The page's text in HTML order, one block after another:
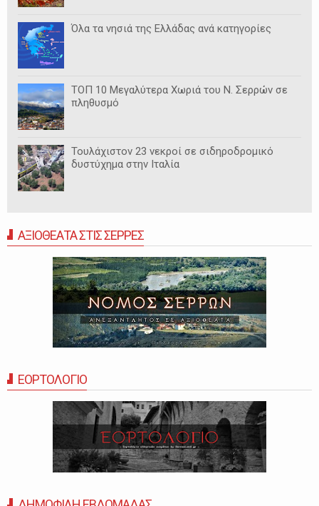
Όλα τα νησιά της Ελλάδας ανά κατηγορίες
ΤΟΠ 10 Μεγαλύτερα Χωριά του Ν. Σερρών σε
πληθυσμό
Τουλάχιστον 23 νεκροί σε σιδηροδρομικό
δυστύχημα στην Ιταλία
ΑΞΙΟΘΕΑΤΑ ΣΤΙΣ ΣΕΡΡΕΣ
ΕΟΡΤΟΛΟΓΙΟ